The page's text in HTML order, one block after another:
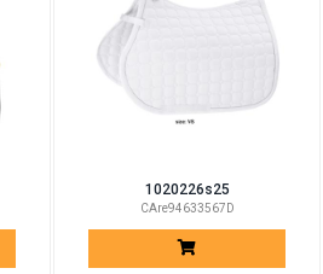
1020226s25
CAre94633567D